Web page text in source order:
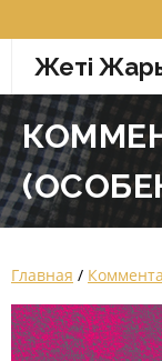
к
содержимому
Жетi
Главная /